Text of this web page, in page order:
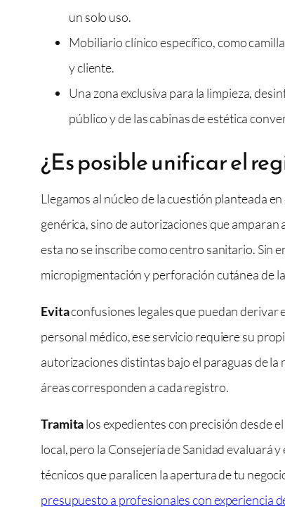
un solo uso.
Mobiliario clínico específico, como
y cliente.
Una zona exclusiva para la limpieza,
público y de las cabinas de estética
¿Es posible unificar el
Llegamos al núcleo de la cuestión planteada
genérica, sino de autorizaciones que amparan
esta no se inscribe como centro sanitario. Sin
micropigmentación y perforación cutánea de
Evitaconfusiones legales que puedan derivar
personal médico, ese servicio requiere su
autorizaciones distintas bajo el paraguas de
áreas corresponden a cada registro.
Tramitalos expedientes con precisión desde
local, pero la Consejería de Sanidad evaluará
técnicos que paralicen la apertura de tu
presupuesto a profesionales con experiencia